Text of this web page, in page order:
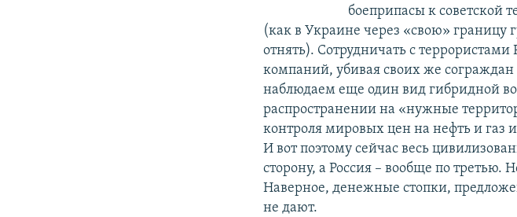
боеприпасы к советской
(как в Украине через «свою»
отнять). Сотрудничать с
компаний, убивая своих же
наблюдаем еще один вид гибридной
распространении на «нужные
контроля мировых цен на нефть и газ
И вот поэтому сейчас весь
сторону, а Россия – вообще по третью.
Наверное, денежные стопки,
не дают.